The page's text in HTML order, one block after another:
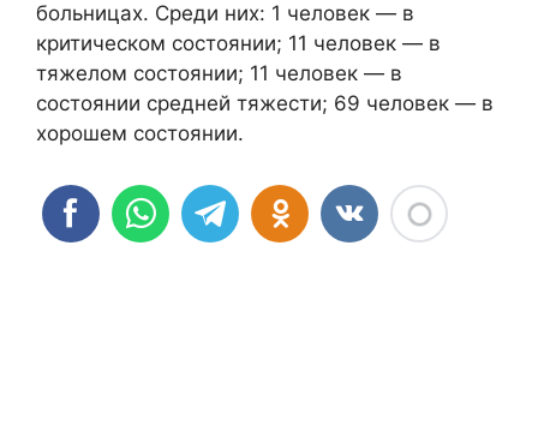
больницах. Среди них: 1 человек — в
критическом состоянии; 11 человек — в
тяжелом состоянии; 11 человек — в
состоянии средней тяжести; 69 человек — в
хорошем состоянии.